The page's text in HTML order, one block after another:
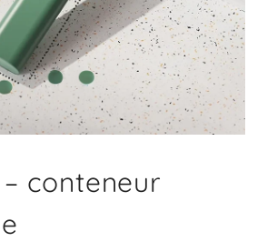
conteneur